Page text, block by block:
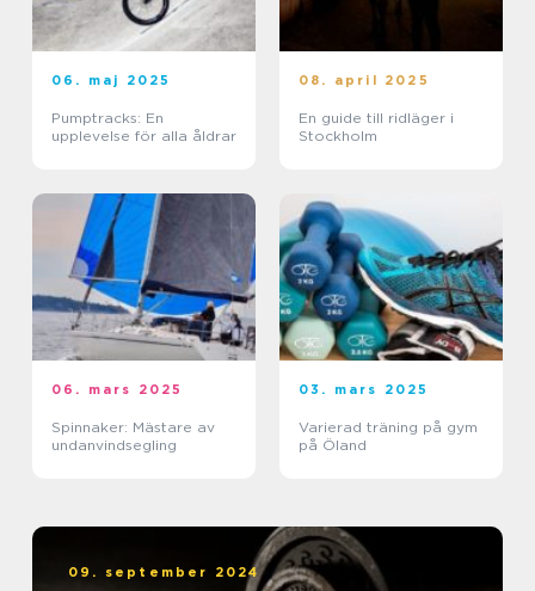
06. maj 2025
Pumptracks: En
upplevelse för alla åldrar
08. april 2025
En guide till ridläger i
Stockholm
06. mars 2025
Spinnaker: Mästare av
undanvindsegling
03. mars 2025
Varierad träning på gym
på Öland
09. september 2024